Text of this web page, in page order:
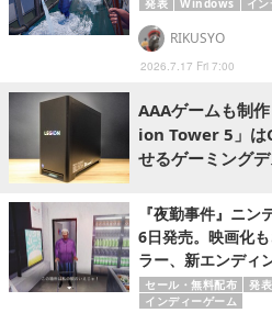
発表 Windows イ
2026.7.17 Fri 7:00
RIKUSYO
AAAゲームも制
ion Tower 5」は
せるゲーミング
『夜勤事件』ニ
6日発売。映画化
ラー、新エンディ
セール・無料配布 発表
インディーゲーム